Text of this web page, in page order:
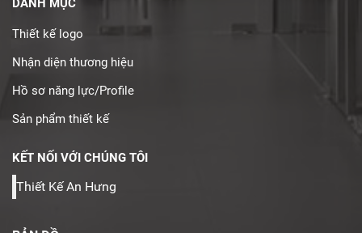
DANH MỤC
Thiết kế logo
Nhận diện thương hiệu
Hồ sơ năng lực/Profile
Sản phẩm thiết kế
KẾT NỐI VỚI CHÚNG TÔI
Thiết Kế An Hưng